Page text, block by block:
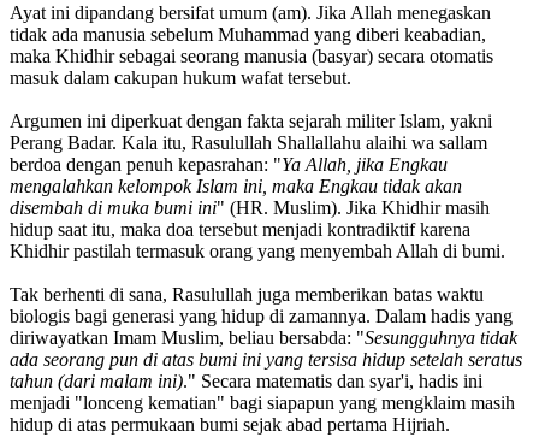
Ayat ini dipandang bersifat umum (am). Jika Allah menegaskan
tidak ada manusia sebelum Muhammad yang diberi keabadian,
maka Khidhir sebagai seorang manusia (basyar) secara otomatis
masuk dalam cakupan hukum wafat tersebut.
Argumen ini diperkuat dengan fakta sejarah militer Islam, yakni
Perang Badar. Kala itu, Rasulullah Shallallahu alaihi wa sallam
berdoa dengan penuh kepasrahan: "Ya Allah, jika Engkau
mengalahkan kelompok Islam ini, maka Engkau tidak akan
disembah di muka bumi ini" (HR. Muslim). Jika Khidhir masih
hidup saat itu, maka doa tersebut menjadi kontradiktif karena
Khidhir pastilah termasuk orang yang menyembah Allah di bumi.
Tak berhenti di sana, Rasulullah juga memberikan batas waktu
biologis bagi generasi yang hidup di zamannya. Dalam hadis yang
diriwayatkan Imam Muslim, beliau bersabda: "Sesungguhnya tidak
ada seorang pun di atas bumi ini yang tersisa hidup setelah seratus
tahun (dari malam ini)." Secara matematis dan syar'i, hadis ini
menjadi "lonceng kematian" bagi siapapun yang mengklaim masih
hidup di atas permukaan bumi sejak abad pertama Hijriah.